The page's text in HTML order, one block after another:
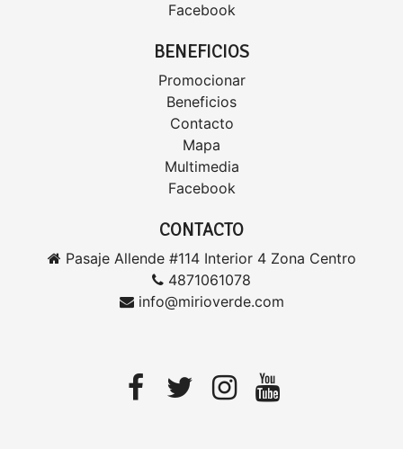
Facebook
BENEFICIOS
Promocionar
Beneficios
Contacto
Mapa
Multimedia
Facebook
CONTACTO
Pasaje Allende #114 Interior 4 Zona Centro
4871061078
info@mirioverde.com